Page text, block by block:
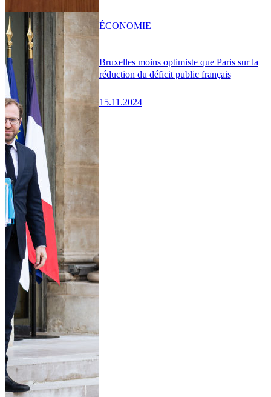
Bruxelles moins optimiste que Paris sur la
réduction du déficit public français
15.11.2024
ÉCONOMIE